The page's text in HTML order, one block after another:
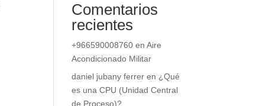
Comentarios
recientes
+966590008760 enAire
Acondicionado Militar
daniel jubany ferrer en ¿Qué
es una CPU (Unidad Central
de Proceso)?